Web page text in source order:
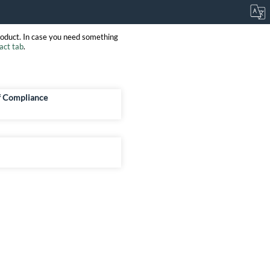
In case you need something
tab.
Compliance